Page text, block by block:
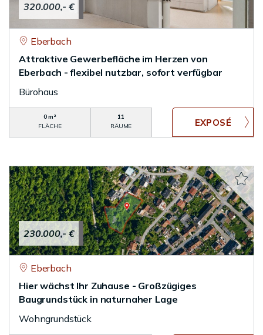
320.000,- €
Eberbach
Attraktive Gewerbefläche im Herzen von
Eberbach - flexibel nutzbar, sofort verfügbar
Bürohaus
0 m²
FLÄCHE
11
RÄUME
230.000,- €
Eberbach
Hier wächst Ihr Zuhause - Großzügiges
Baugrundstück in naturnaher Lage
Wohngrundstück